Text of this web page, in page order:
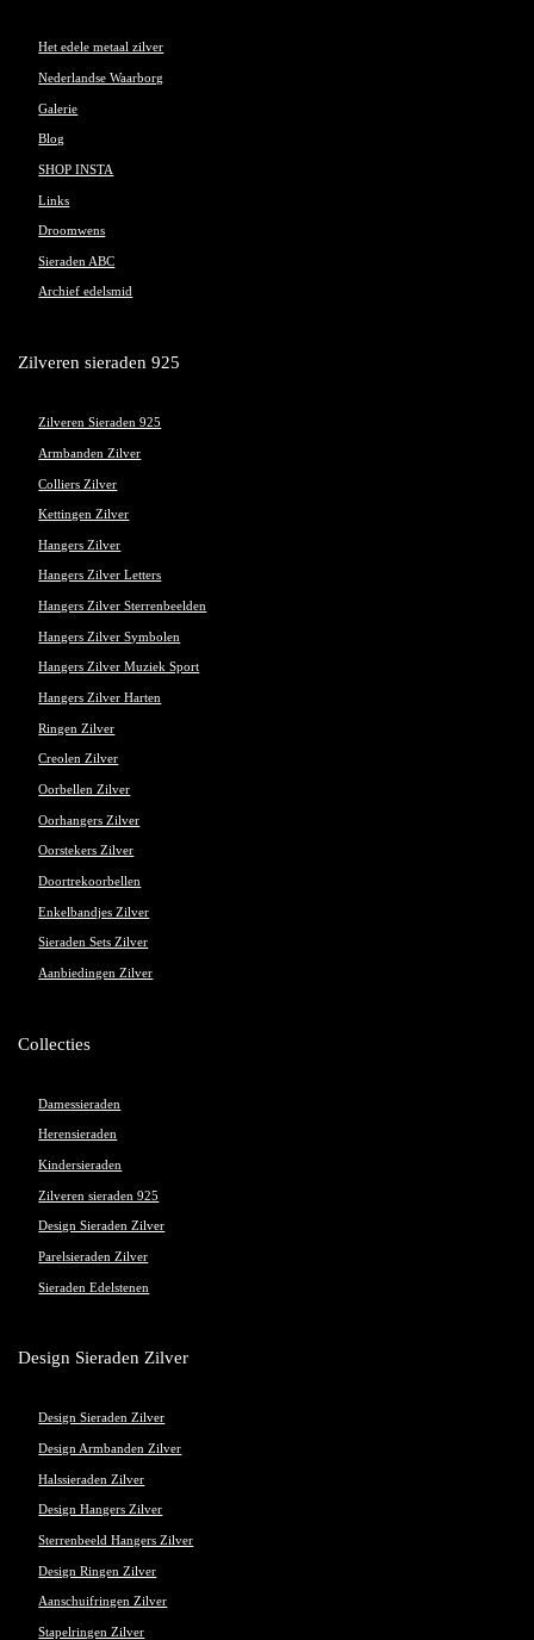
Het edele metaal zilver
Nederlandse Waarborg
Galerie
Blog
SHOP INSTA
Links
Droomwens
Sieraden ABC
Archief edelsmid
Zilveren sieraden 925
Zilveren Sieraden 925
Armbanden Zilver
Colliers Zilver
Kettingen Zilver
Hangers Zilver
Hangers Zilver Letters
Hangers Zilver Sterrenbeelden
Hangers Zilver Symbolen
Hangers Zilver Muziek Sport
Hangers Zilver Harten
Ringen Zilver
Creolen Zilver
Oorbellen Zilver
Oorhangers Zilver
Oorstekers Zilver
Doortrekoorbellen
Enkelbandjes Zilver
Sieraden Sets Zilver
Aanbiedingen Zilver
Collecties
Damessieraden
Herensieraden
Kindersieraden
Zilveren sieraden 925
Design Sieraden Zilver
Parelsieraden Zilver
Sieraden Edelstenen
Design Sieraden Zilver
Design Sieraden Zilver
Design Armbanden Zilver
Halssieraden Zilver
Design Hangers Zilver
Sterrenbeeld Hangers Zilver
Design Ringen Zilver
Aanschuifringen Zilver
Stapelringen Zilver